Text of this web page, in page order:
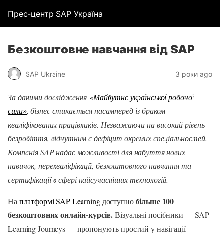
Прес-центр SAP Україна
Безкоштовне навчання від SAP
SAP Ukraine 3 роки ago
За даними дослідження «Майбутнє української робочої
сили», бізнес стикається насамперед із браком
кваліфікованих працівників. Незважаючи на високий рівень
безробіття, відчутним є дефіцит окремих спеціальностей.
КомпаніяSAPнадає можливості для набуття нових
навичок, перекваліфікації, безкоштовного навчання та
сертифікації в сфері найсучасніших технологій.
На платформі SAP Learning доступнобільше 100
безкоштовних онлайн-курсів.Візуальні посібники — SAP
Learning Journeys — пропонують простий у навігації